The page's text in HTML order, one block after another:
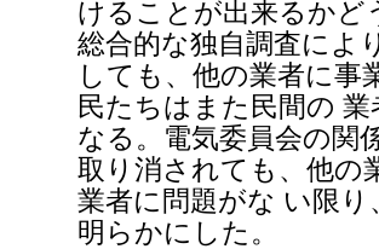
けることが出来るかど
総合的な独自調査によ
しても、他の業者に事
民たちはまた民間の
なる。電気委員会の関
取り消されても、他の
業者に問題がな い限
明らかにした。